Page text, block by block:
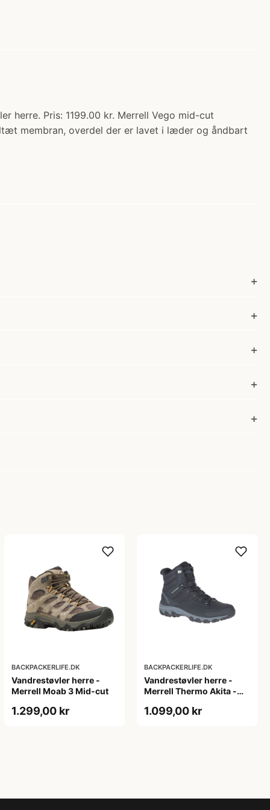
herre. Pris: 1199.00 kr. Merrell Vego mid-cut
membran, overdel der er lavet i læder og åndbart
BACKPACKERLIFE.DK
Vandrestøvler herre -
Merrell Moab 3 Mid-cut
1.299,00 kr
BACKPACKERLIFE.DK
Vandrestøvler herre -
Merrell Thermo Akita -
1.099,00 kr